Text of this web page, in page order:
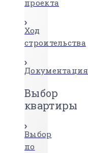
проекта
Ход
строительства
Документация
Выбор
квартиры
Выбор
по